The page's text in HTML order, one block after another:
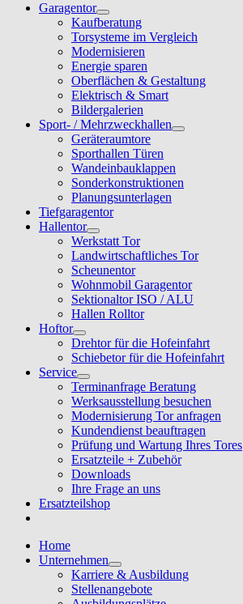
Garagentor
Kaufberatung
Torsysteme im Vergleich
Modernisieren
Energie sparen
Oberflächen & Gestaltung
Elektrisch & Smart
Bildergalerien
Sport- / Mehrzweckhallen
Geräteraumtore
Sporthallen Türen
Wandeinbauklappen
Sonderkonstruktionen
Planungsunterlagen
Tiefgaragentor
Hallentor
Werkstatt Tor
Landwirtschaftliches Tor
Scheunentor
Wohnmobil Garagentor
Sektionaltor ISO / ALU
Hallen Rolltor
Hoftor
Drehtor für die Hofeinfahrt
Schiebetor für die Hofeinfahrt
Service
Terminanfrage Beratung
Werksausstellung besuchen
Modernisierung Tor anfragen
Kundendienst beauftragen
Prüfung und Wartung Ihres Tores
Ersatzteile + Zubehör
Downloads
Ihre Frage an uns
Ersatzteilshop
Home
Unternehmen
Karriere & Ausbildung
Stellenangebote